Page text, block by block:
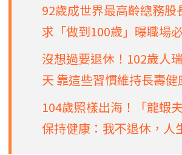
92歲成世界最高齡總務股
求「做到100歲」曝職場
沒想過要退休！102歲人
天 靠這些習慣維持長壽健
104歲照樣出海！「龍蝦
保持健康：我不退休，人